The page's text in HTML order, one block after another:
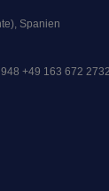
Spanien
+49 163 672